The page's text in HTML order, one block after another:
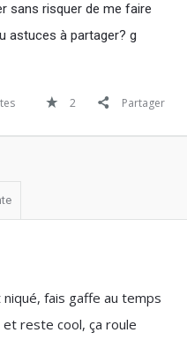
sans risquer de me faire
astuces à partager? g
2 Partager
niqué, fais gaffe au temps
reste cool, ça roule